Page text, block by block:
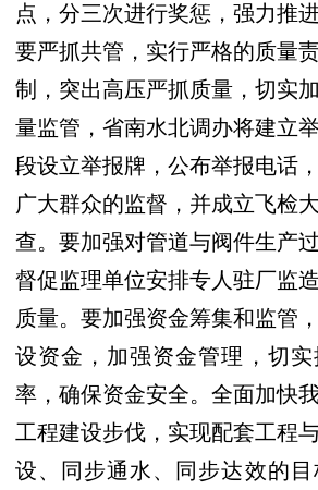
点，分三次进行奖惩，强力推
要严抓共管，实行严格的质量
制，突出高压严抓质量，切实
量监管，省南水北调办将建立
段设立举报牌，公布举报电话
广大群众的监督，并成立飞检
查。要加强对管道与阀件生产
督促监理单位安排专人驻厂监
质量。要加强资金筹集和监管
设资金，加强资金管理，切
率，确保资金安全。全面加快
工程建设步伐，实现配套工程
设、同步通水、同步达效的目